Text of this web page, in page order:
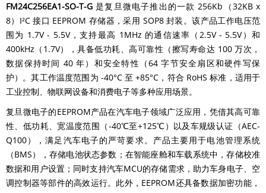
FM24C256EA1-SO-T-G 是复旦微电子推出的一款 256Kb（32KB x
8）I²C 接口 EEPROM 存储器，采用 SOP8 封装。该产品工作电压范
围为 1.7V - 5.5V，支持最高 1MHz 的通信速率（2.5V - 5.5V）和
400kHz（1.7V），具备低功耗、高可靠性（擦写寿命达 100 万次，
数据保持时间 40 年）和安全特性（64 字节安全扇区和硬件写保
护）。其工作温度范围为 -40°C 至 +85°C，符合 RoHS 标准，适用于
工业控制、物联网设备和消费电子等多种应用场景。
复旦微电子的EEPROM产品在汽车电子领域广泛应用，凭借其高可靠
性、低功耗、宽温度范围（-40℃至+125℃）以及车规级认证（AEC-
Q100），满足汽车电子的严苛要求。产品主要用于电池管理系统
（BMS），存储电池状态参数；在智能座舱和车载系统中，存储校准
数据和用户设置；同时支持汽车MCU的存储需求，助力车身电子、空
调控制器等部件的高效运行。此外，EEPROM还具备数据加密功能，